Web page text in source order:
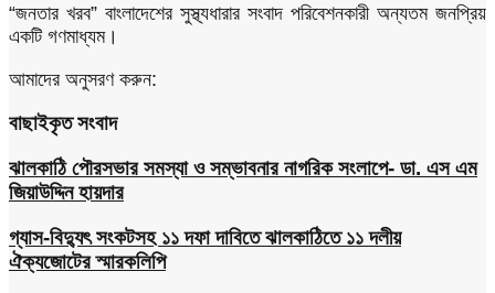
“জনতার খরব” বাংলাদেশের সুস্থ্যধারার সংবাদ পরিবেশনকারী অন্যতম জনপ্রিয়
একটি গণমাধ্যম।
আমাদের অনুসরণ করুন:
বাছাইকৃত সংবাদ
ঝালকাঠি পৌরসভার সমস্যা ও সম্ভাবনার নাগরিক সংলাপে- ডা. এস এম
জিয়াউদ্দিন হায়দার
গ্যাস-বিদ্যুৎ সংকটসহ ১১ দফা দাবিতে ঝালকাঠিতে ১১ দলীয়
ঐক্যজোটের স্মারকলিপি